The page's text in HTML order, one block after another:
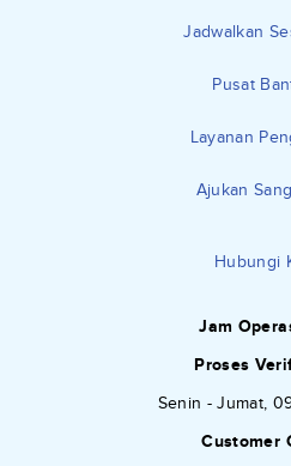
Jadwalkan
Pusat
Layanan
Ajukan
Hubungi
Jam
Proses
Senin - Jumat,
Customer